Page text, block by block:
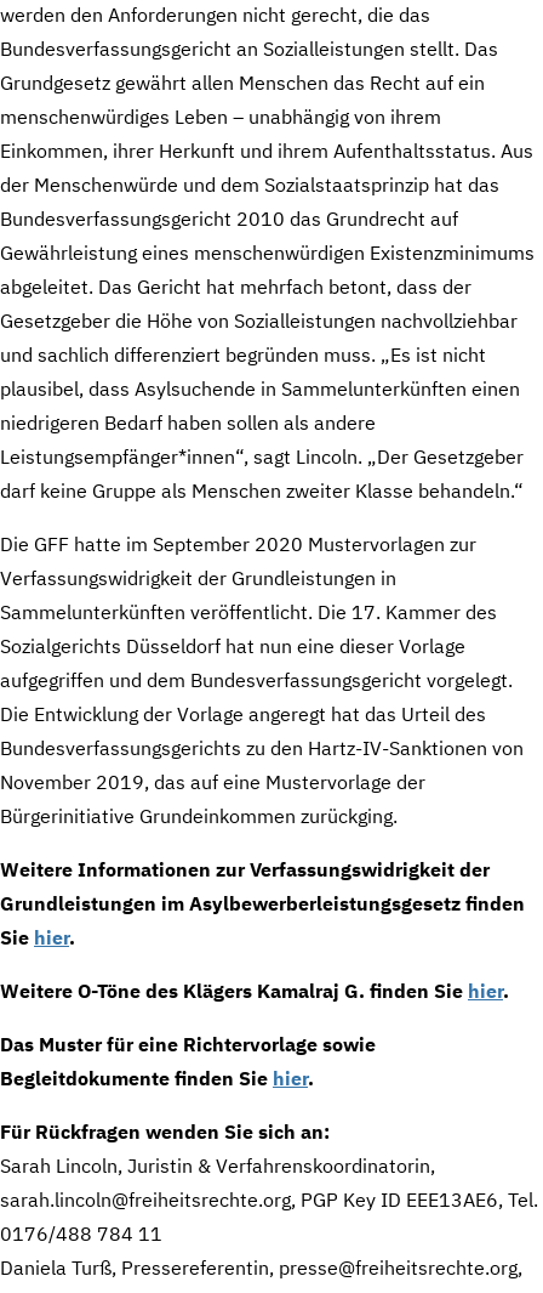
werden den Anforderungen nicht gerecht, die das
Bundesverfassungsgericht an Sozialleistungen stellt. Das
Grundgesetz gewährt allen Menschen das Recht auf ein
menschenwürdiges Leben – unabhängig von ihrem
Einkommen, ihrer Herkunft und ihrem Aufenthaltsstatus. Aus
der Menschenwürde und dem Sozialstaatsprinzip hat das
Bundesverfassungsgericht 2010 das Grundrecht auf
Gewährleistung eines menschenwürdigen Existenzminimums
abgeleitet. Das Gericht hat mehrfach betont, dass der
Gesetzgeber die Höhe von Sozialleistungen nachvollziehbar
und sachlich differenziert begründen muss. „Es ist nicht
plausibel, dass Asylsuchende in Sammelunterkünften einen
niedrigeren Bedarf haben sollen als andere
Leistungsempfänger*innen“, sagt Lincoln. „Der Gesetzgeber
darf keine Gruppe als Menschen zweiter Klasse behandeln.“
Die GFF hatte im September 2020 Mustervorlagen zur
Verfassungswidrigkeit der Grundleistungen in
Sammelunterkünften veröffentlicht. Die 17. Kammer des
Sozialgerichts Düsseldorf hat nun eine dieser Vorlage
aufgegriffen und dem Bundesverfassungsgericht vorgelegt.
Die Entwicklung der Vorlage angeregt hat das Urteil des
Bundesverfassungsgerichts zu den Hartz-IV-Sanktionen von
November 2019, das auf eine Mustervorlage der
Bürgerinitiative Grundeinkommen zurückging.
Weitere Informationen zur Verfassungswidrigkeit der
Grundleistungen im Asylbewerberleistungsgesetz finden
Sie hier.
Weitere O-Töne des Klägers Kamalraj G. finden Sie hier.
Das Muster für eine Richtervorlage sowie
Begleitdokumente finden Sie hier.
Für Rückfragen wenden Sie sich an:
Sarah Lincoln, Juristin & Verfahrenskoordinatorin,
sarah.lincoln@freiheitsrechte.org, PGP Key ID EEE13AE6, Tel.
0176/488 784 11
Daniela Turß, Pressereferentin, presse@freiheitsrechte.org,